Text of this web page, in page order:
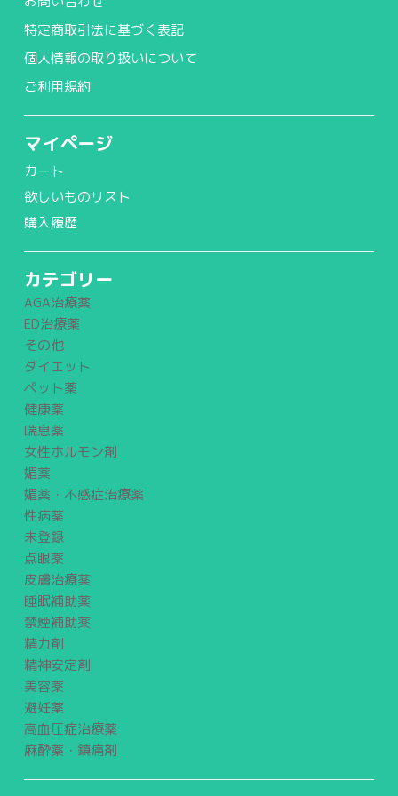
特定商取引法に基づく表記
個人情報の取り扱いについて
ご利用規約
マイページ
カート
欲しいものリスト
購入履歴
カテゴリー
AGA治療薬
ED治療薬
その他
ダイエット
ペット薬
健康薬
喘息薬
女性ホルモン剤
媚薬
媚薬・不感症治療薬
性病薬
未登録
点眼薬
皮膚治療薬
睡眠補助薬
禁煙補助薬
精力剤
精神安定剤
美容薬
避妊薬
高血圧症治療薬
麻酔薬・鎮痛剤